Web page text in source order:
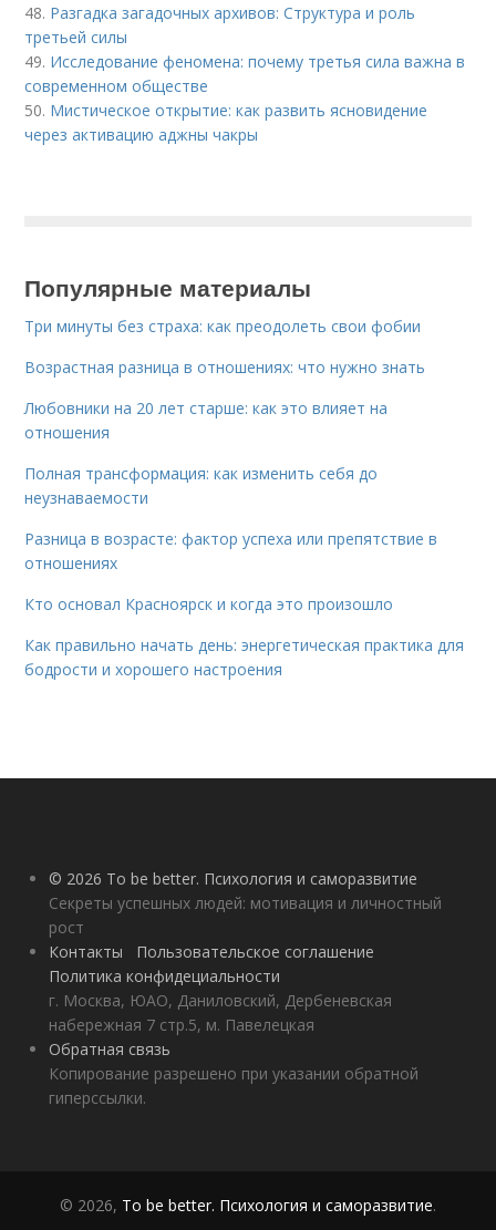
48. Разгадка загадочных архивов: Структура и роль
третьей силы
49. Исследование феномена: почему третья сила важна в
современном обществе
50. Мистическое открытие: как развить ясновидение
через активацию аджны чакры
Популярные материалы
Три минуты без страха: как преодолеть свои фобии
Возрастная разница в отношениях: что нужно знать
Любовники на 20 лет старше: как это влияет на
отношения
Полная трансформация: как изменить себя до
неузнаваемости
Разница в возрасте: фактор успеха или препятствие в
отношениях
Кто основал Красноярск и когда это произошло
Как правильно начать день: энергетическая практика для
бодрости и хорошего настроения
© 2026 To be better. Психология и саморазвитие
Секреты успешных людей: мотивация и личностный
рост
Контакты
Пользовательское соглашение
Политика конфидециальности
г. Москва, ЮАО, Даниловский, Дербеневская
набережная 7 стр.5, м. Павелецкая
Обратная связь
Копирование разрешено при указании обратной
гиперссылки.
© 2026, To be better. Психология и саморазвитие.